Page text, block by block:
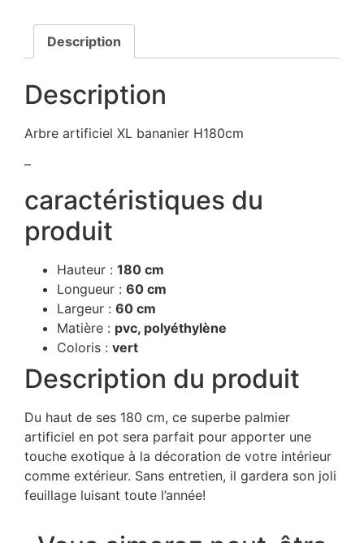
Description
Description
Arbre artificiel XL bananier H180cm
–
caractéristiques du
produit
Hauteur : 180 cm
Longueur : 60 cm
Largeur : 60 cm
Matière : pvc, polyéthylène
Coloris : vert
Description du produit
Du haut de ses 180 cm, ce superbe palmier
artificiel en pot sera parfait pour apporter une
touche exotique à la décoration de votre intérieur
comme extérieur. Sans entretien, il gardera son joli
feuillage luisant toute l’année!